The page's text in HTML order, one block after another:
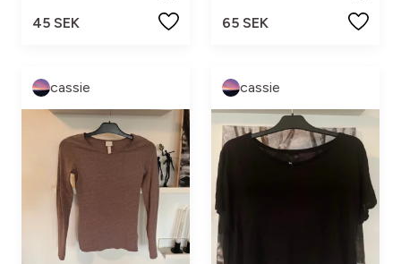
45 SEK
65 SEK
cassie cassie